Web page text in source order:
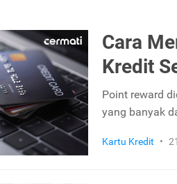
Cara
Kredit
Point reward
yang banyak
Kartu Kredit •